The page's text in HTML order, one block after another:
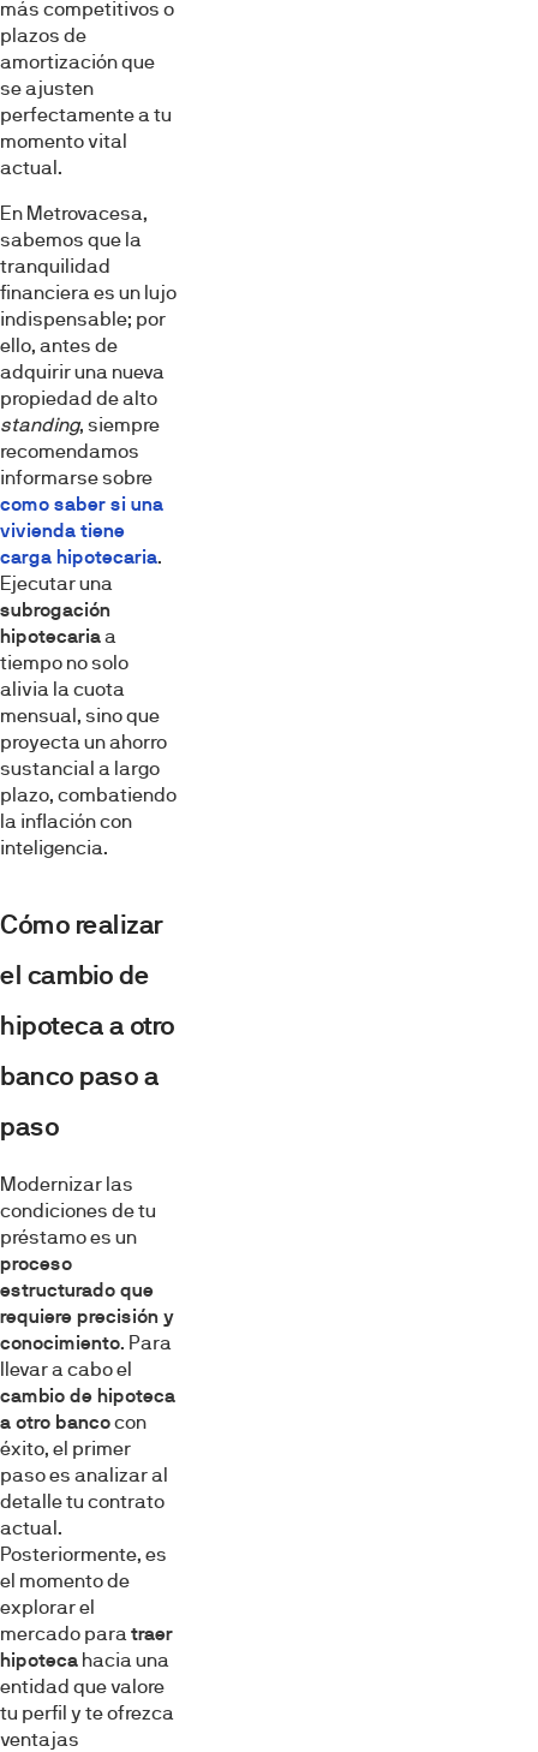
más competitivos o
plazos de
amortización que
se ajusten
perfectamente a tu
momento vital
actual.
En Metrovacesa,
sabemos que la
tranquilidad
financiera es un lujo
indispensable; por
ello, antes de
adquirir una nueva
propiedad de alto
standing, siempre
recomendamos
informarse sobre
como saber si una
vivienda tiene
carga hipotecaria.
Ejecutar una
subrogación
hipotecariaa
tiempo no solo
alivia la cuota
mensual, sino que
proyecta un ahorro
sustancial a largo
plazo, combatiendo
la inflación con
inteligencia.
Cómo realizar
el cambio de
hipoteca a otro
banco paso a
paso
Modernizar las
condiciones de tu
préstamo es un
proceso
estructurado que
requiere precisión y
conocimiento. Para
llevar a cabo el
cambio de hipoteca
a otro bancocon
éxito, el primer
paso es analizar al
detalle tu contrato
actual.
Posteriormente, es
el momento de
explorar el
mercado para traer
hipoteca hacia una
entidad que valore
tu perfil y te ofrezca
ventajas